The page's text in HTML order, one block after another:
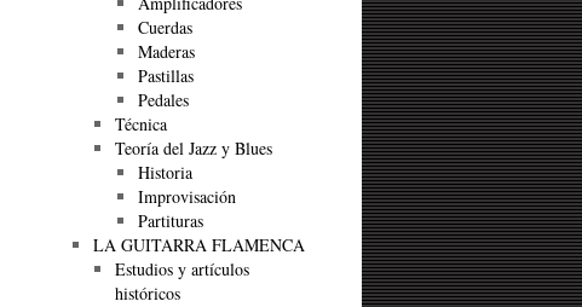
Cuerdas
Maderas
Pastillas
Pedales
Técnica
Teoría del Jazz y Blues
Historia
Improvisación
Partituras
LA GUITARRA FLAMENCA
Estudios y artículos
históricos